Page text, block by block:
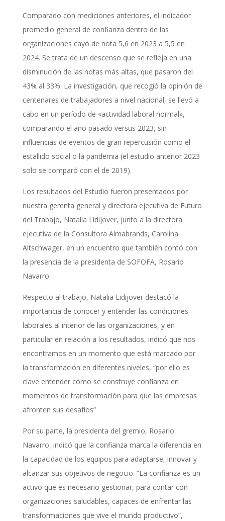
Comparado con mediciones anteriores, el indicador
promedio general de confianza dentro de las
organizaciones cayó de nota 5,6 en 2023 a 5,5 en
2024. Se trata de un descenso que se refleja en una
disminución de las notas más altas, que pasaron del
43% al 33%. La investigación, que recogió la opinión de
centenares de trabajadores a nivel nacional, se llevó a
cabo en un período de «actividad laboral normal»,
comparando el año pasado versus 2023, sin
influencias de eventos de gran repercusión como el
estallido social o la pandemia (el estudio anterior 2023
solo se comparó con el de 2019).
Los resultados del Estudio fueron presentados por
nuestra gerenta general y directora ejecutiva de Futuro
del Trabajo, Natalia Lidijover, junto a la directora
ejecutiva de la Consultora Almabrands, Carolina
Altschwager, en un encuentro que también contó con
la presencia de la presidenta de SOFOFA, Rosario
Navarro.
Respecto al trabajo, Natalia Lidijover destacó la
importancia de conocer y entender las condiciones
laborales al interior de las organizaciones, y en
particular en relación a los resultados, indicó que nos
encontramos en un momento que está marcado por
la transformación en diferentes niveles, “por ello es
clave entender cómo se construye confianza en
momentos de transformación para que las empresas
afronten sus desafíos”
Por su parte, la presidenta del gremio, Rosario
Navarro, indicó que la confianza marca la diferencia en
la capacidad de los equipos para adaptarse, innovar y
alcanzar sus objetivos de negocio. “La confianza es un
activo que es necesario gestionar, para contar con
organizaciones saludables, capaces de enfrentar las
transformaciones que vive el mundo productivo”,